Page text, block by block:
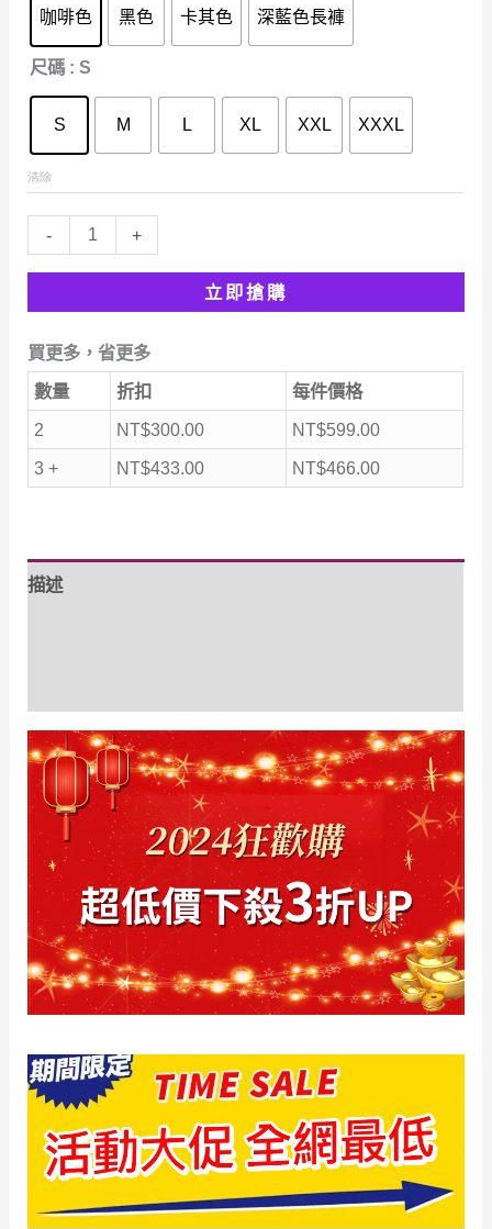
咖啡色 黑色 卡其色 深藍色長褲
尺碼 : S
S M L XL XXL XXXL
清除
-
加
絨
長
褲
數
+
立即搶購
買更多，省更多
數量
折扣
每件價格
2
NT$300.00 NT$599.00
3 +
NT$433.00 NT$466.00
描述